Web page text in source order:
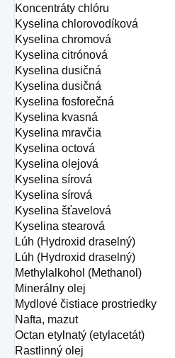
Koncentráty chlóru
Kyselina chlorovodíková
Kyselina chromová
Kyselina citrónová
Kyselina dusičná
Kyselina dusičná
Kyselina fosforečná
Kyselina kvasná
Kyselina mravčia
Kyselina octová
Kyselina olejová
Kyselina sírová
Kyselina sírová
Kyselina šťavelová
Kyselina stearová
Lúh (Hydroxid draselný)
Lúh (Hydroxid draselný)
Methylalkohol (Methanol)
Minerálny olej
Mydlové čistiace prostriedky
Nafta, mazut
Octan etylnatý (etylacetát)
Rastlinný olej